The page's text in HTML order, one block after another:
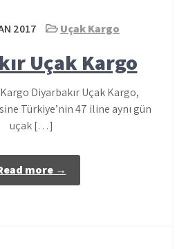
2017 Uçak Kargo
Uçak Kargo
Diyarbakır Uçak Kargo,
Türkiye’nin 47 iline aynı gün
uçak […]
more →